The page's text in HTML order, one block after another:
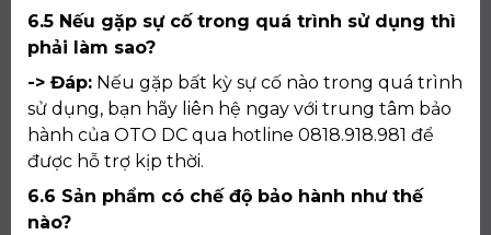
6.5 Nếu gặp sự cố trong quá trình sử dụng thì
phải làm sao?
-> Đáp: Nếu gặp bất kỳ sự cố nào trong quá trình
sử dụng, bạn hãy liên hệ ngay với trung tâm bảo
hành của OTO DC qua hotline 0818.918.981 để
được hỗ trợ kịp thời.
6.6 Sản phẩm có chế độ bảo hành như thế
nào?